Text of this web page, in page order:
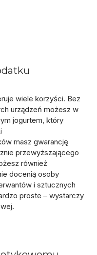
wiele korzyści. Bez
urządzeń możesz w
jogurtem, który
masz gwarancję
przewyższającego
również
docenią osoby
i sztucznych
proste – wystarczy